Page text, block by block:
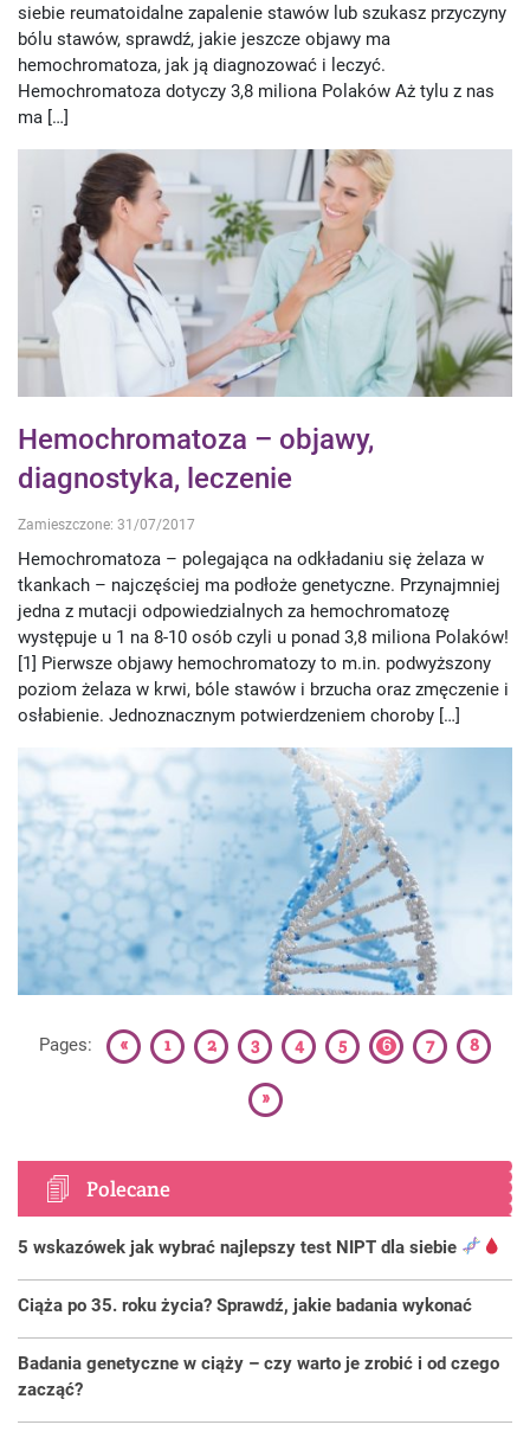
siebie reumatoidalne zapalenie stawów lub szukasz przyczyny
bólu stawów, sprawdź, jakie jeszcze objawy ma
hemochromatoza, jak ją diagnozować i leczyć.
Hemochromatoza dotyczy 3,8 miliona Polaków Aż tylu z nas
ma […]
Hemochromatoza – objawy,
diagnostyka, leczenie
Zamieszczone: 31/07/2017
Hemochromatoza – polegająca na odkładaniu się żelaza w
tkankach – najczęściej ma podłoże genetyczne. Przynajmniej
jedna z mutacji odpowiedzialnych za hemochromatozę
występuje u 1 na 8-10 osób czyli u ponad 3,8 miliona Polaków!
[1] Pierwsze objawy hemochromatozy to m.in. podwyższony
poziom żelaza w krwi, bóle stawów i brzucha oraz zmęczenie i
osłabienie. Jednoznacznym potwierdzeniem choroby […]
Pages: « 1 2 3 4 5 6 7 8
»
Polecane
5 wskazówek jak wybrać najlepszy test NIPT dla siebie
Ciąża po 35. roku życia? Sprawdź, jakie badania wykonać
Badania genetyczne w ciąży – czy warto je zrobić i od czego
zacząć?